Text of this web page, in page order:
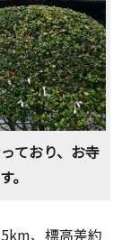
ており、お寺
。
、標高差約